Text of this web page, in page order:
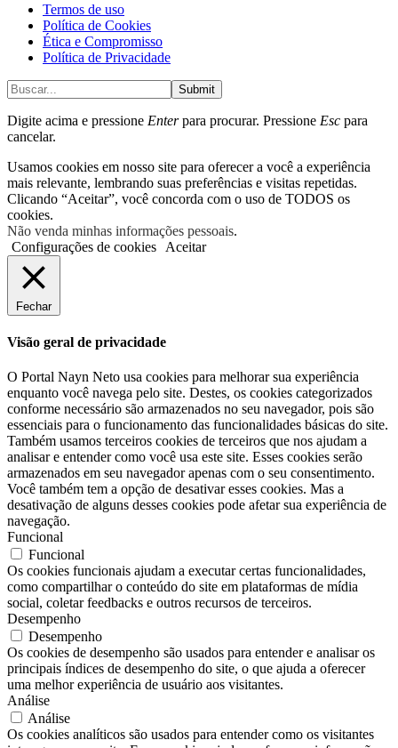
Termos de uso
Política de Cookies
Ética e Compromisso
Política de Privacidade
Submit
Digite acima e pressione Enterpara procurar. Pressione Esc para
cancelar.
Usamos cookies em nosso site para oferecer a você a experiência
mais relevante, lembrando suas preferências e visitas repetidas.
Clicando “Aceitar”, você concorda com o uso de TODOS os
cookies.
Não venda minhas informações pessoais.
Configurações de cookies
Aceitar
Fechar
Visão geral de privacidade
O Portal Nayn Neto usa cookies para melhorar sua experiência
enquanto você navega pelo site. Destes, os cookies categorizados
conforme necessário são armazenados no seu navegador, pois são
essenciais para o funcionamento das funcionalidades básicas do site.
Também usamos terceiros cookies de terceiros que nos ajudam a
analisar e entender como você usa este site. Esses cookies serão
armazenados em seu navegador apenas com o seu consentimento.
Você também tem a opção de desativar esses cookies. Mas a
desativação de alguns desses cookies pode afetar sua experiência de
navegação.
Funcional
Funcional
Os cookies funcionais ajudam a executar certas funcionalidades,
como compartilhar o conteúdo do site em plataformas de mídia
social, coletar feedbacks e outros recursos de terceiros.
Desempenho
Desempenho
Os cookies de desempenho são usados ​​para entender e analisar os
principais índices de desempenho do site, o que ajuda a oferecer
uma melhor experiência de usuário aos visitantes.
Análise
Análise
Os cookies analíticos são usados ​​para entender como os visitantes